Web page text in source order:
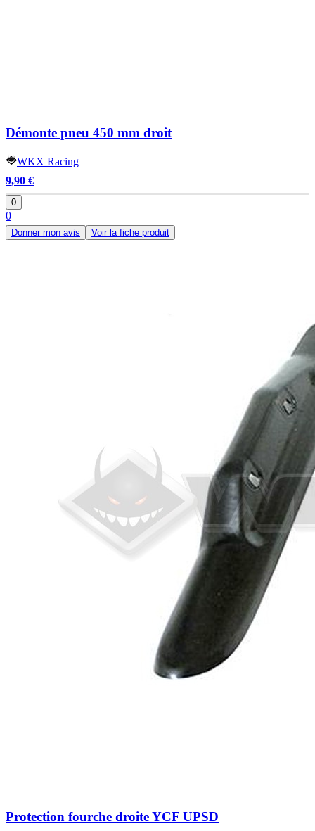
Démonte pneu 450 mm droit
WKX Racing
9,90 €
0
0
Donner mon avis Voir la fiche produit
Protection fourche droite YCF UPSD